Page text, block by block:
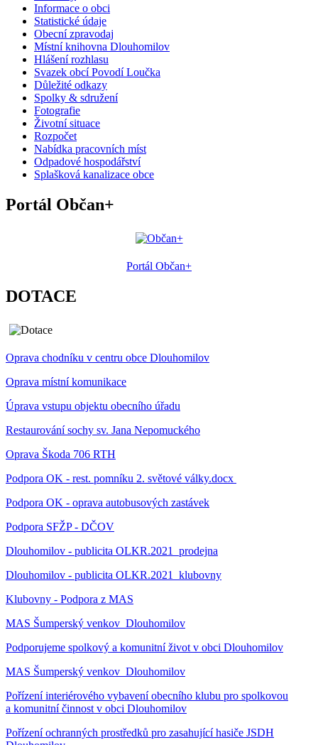
Informace o obci
Statistické údaje
Obecní zpravodaj
Místní knihovna Dlouhomilov
Hlášení rozhlasu
Svazek obcí Povodí Loučka
Důležité odkazy
Spolky & sdružení
Fotografie
Životní situace
Rozpočet
Nabídka pracovních míst
Odpadové hospodářství
Splašková kanalizace obce
Portál Občan+
Portál Občan+
DOTACE
Oprava chodníku v centru obce Dlouhomilov
Oprava místní komunikace
Úprava vstupu objektu obecního úřadu
Restaurování sochy sv. Jana Nepomuckého
Oprava Škoda 706 RTH
Podpora OK - rest. pomníku 2. světové války.docx
Podpora OK - oprava autobusových zastávek
Podpora SFŽP - DČOV
Dlouhomilov - publicita OLKR.2021_prodejna
Dlouhomilov - publicita OLKR.2021_klubovny
Klubovny - Podpora z MAS
MAS Šumperský venkov_Dlouhomilov
Podporujeme spolkový a komunitní život v obci Dlouhomilov
MAS Šumperský venkov_Dlouhomilov
Pořízení interiérového vybavení obecního klubu pro spolkovou
a komunitní činnost v obci Dlouhomilov
Pořízení ochranných prostředků pro zasahující hasiče JSDH